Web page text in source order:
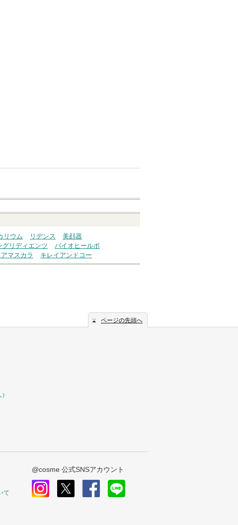
リウム リデンス
美顔器
グリディエンツ
バイオヒールボ
マスカラ キレイアンドコー
ページの先頭へ
て
@cosme 公式SNSアカウント